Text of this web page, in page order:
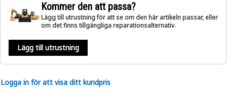
Kommer den att passa?
Lägg till utrustning för att se om den här artikeln passar, eller
om det finns tillgängliga reparationsalternativ.
Lägg till utrustning
Logga in för att visa ditt kundpris